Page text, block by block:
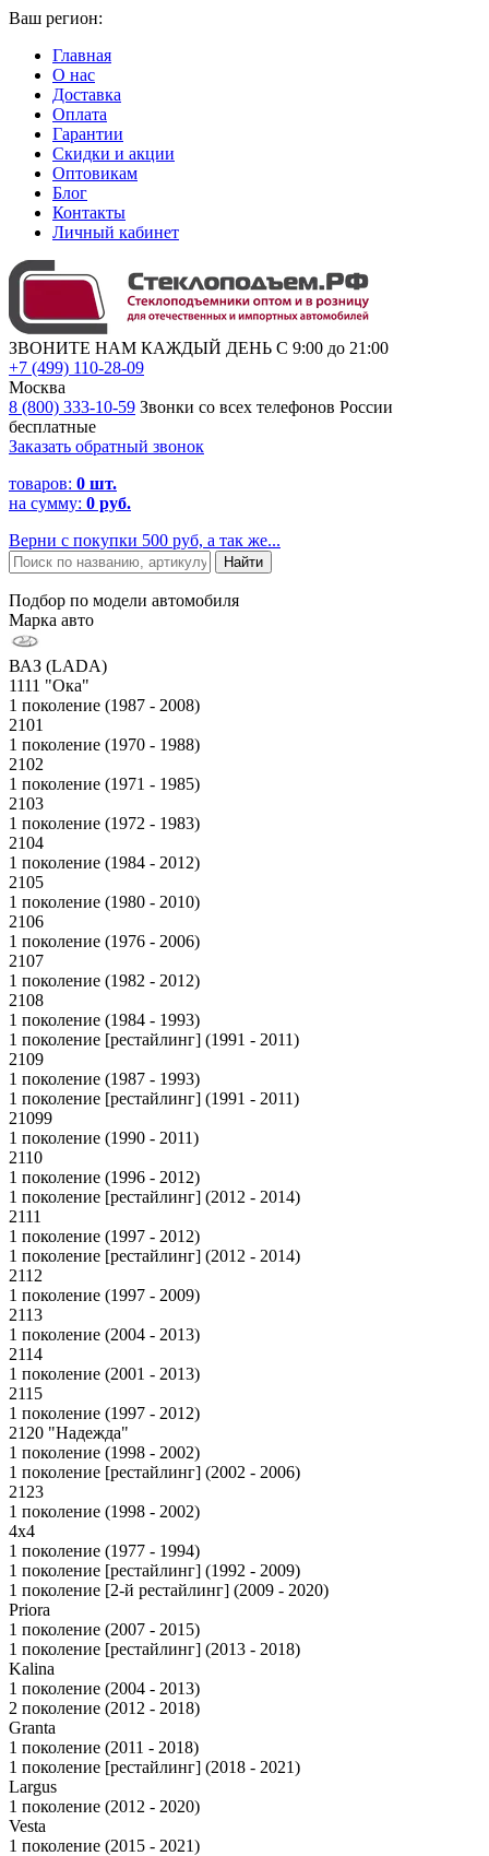
Ваш регион:
Главная
О нас
Доставка
Оплата
Гарантии
Скидки и акции
Оптовикам
Блог
Контакты
Личный кабинет
ЗВОНИТЕ НАМ КАЖДЫЙ ДЕНЬ С 9:00 до 21:00
+7 (499) 110-28-09
Москва
8 (800) 333-10-59 Звонки со всех телефонов России
бесплатные
Заказать обратный звонок
товаров: 0 шт.
на сумму: 0 руб.
Верни с покупки 500 руб, а так же...
Подбор по модели автомобиля
Марка авто
ВАЗ (LADA)
1111 "Ока"
1 поколение (1987 - 2008)
2101
1 поколение (1970 - 1988)
2102
1 поколение (1971 - 1985)
2103
1 поколение (1972 - 1983)
2104
1 поколение (1984 - 2012)
2105
1 поколение (1980 - 2010)
2106
1 поколение (1976 - 2006)
2107
1 поколение (1982 - 2012)
2108
1 поколение (1984 - 1993)
1 поколение [рестайлинг] (1991 - 2011)
2109
1 поколение (1987 - 1993)
1 поколение [рестайлинг] (1991 - 2011)
21099
1 поколение (1990 - 2011)
2110
1 поколение (1996 - 2012)
1 поколение [рестайлинг] (2012 - 2014)
2111
1 поколение (1997 - 2012)
1 поколение [рестайлинг] (2012 - 2014)
2112
1 поколение (1997 - 2009)
2113
1 поколение (2004 - 2013)
2114
1 поколение (2001 - 2013)
2115
1 поколение (1997 - 2012)
2120 "Надежда"
1 поколение (1998 - 2002)
1 поколение [рестайлинг] (2002 - 2006)
2123
1 поколение (1998 - 2002)
4x4
1 поколение (1977 - 1994)
1 поколение [рестайлинг] (1992 - 2009)
1 поколение [2-й рестайлинг] (2009 - 2020)
Priora
1 поколение (2007 - 2015)
1 поколение [рестайлинг] (2013 - 2018)
Kalina
1 поколение (2004 - 2013)
2 поколение (2012 - 2018)
Granta
1 поколение (2011 - 2018)
1 поколение [рестайлинг] (2018 - 2021)
Largus
1 поколение (2012 - 2020)
Vesta
1 поколение (2015 - 2021)